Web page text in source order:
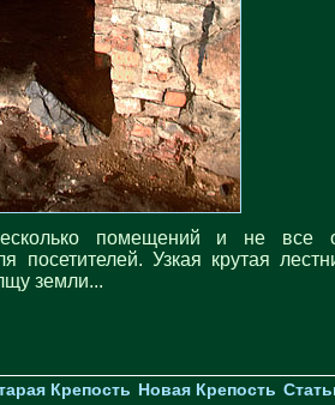
помещений и не все
посетителей. Узкая крутая
земли...
Крепость Новая Крепость